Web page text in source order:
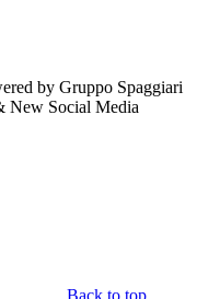
by Gruppo Spaggiari
New Social Media